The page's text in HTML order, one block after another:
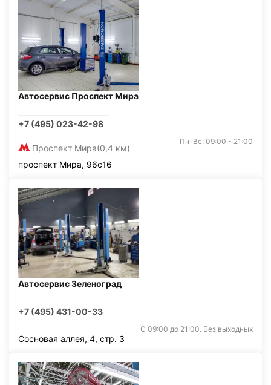
Автосервис Проспект Мира
+7 (495) 023-42-98
Проспект Мира(0,4 км)
Пн-Вс: 09:00 - 21:00
проспект Мира, 96с16
Автосервис Зеленоград
+7 (495) 431-00-33
С 09:00 до 21:00. Без выходных
Сосновая аллея, 4, стр. 3